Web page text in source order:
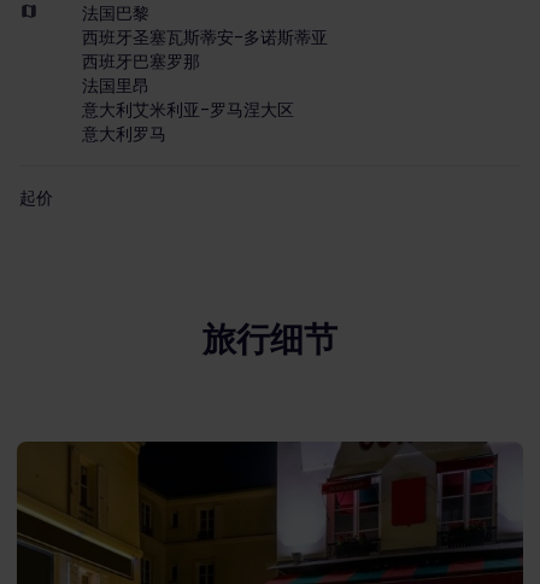
法国巴黎
西班牙圣塞瓦斯蒂安-多诺斯蒂亚
西班牙巴塞罗那
法国里昂
意大利艾米利亚-罗马涅大区
意大利罗马
起价
旅行细节